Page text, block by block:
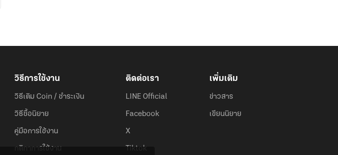
วิธีการใช้งาน
วิธีเติม Coin / ชำระเงิน
วิธีซื้อนิยาย
คู่มือการใช้งาน
กติกาการใช้งาน
ติดต่อเรา
LINE Official
Facebook
X
Tiktok
เพิ่มเติม
ข่าวสาร
เขียนนิยาย